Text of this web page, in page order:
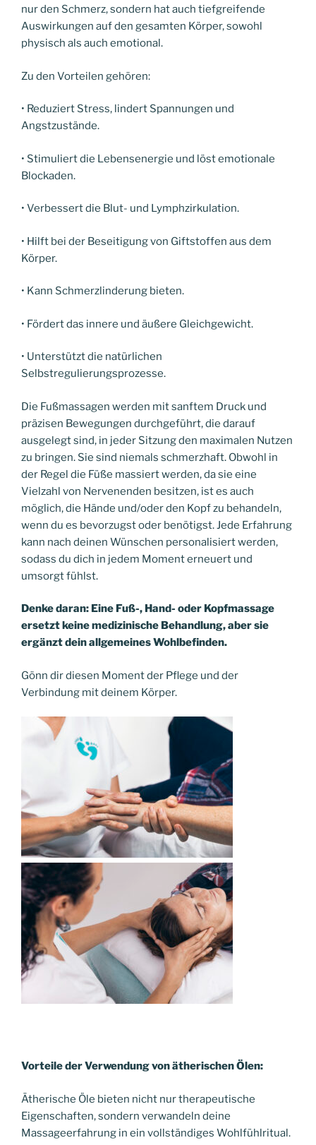
nur den Schmerz, sondern hat auch tiefgreifende
Auswirkungen auf den gesamten Körper, sowohl
physisch als auch emotional.
Zu den Vorteilen gehören:
• Reduziert Stress, lindert Spannungen und
Angstzustände.
• Stimuliert die Lebensenergie und löst emotionale
Blockaden.
• Verbessert die Blut- und Lymphzirkulation.
• Hilft bei der Beseitigung von Giftstoffen aus dem
Körper.
• Kann Schmerzlinderung bieten.
• Fördert das innere und äußere Gleichgewicht.
• Unterstützt die natürlichen
Selbstregulierungsprozesse.
Die Fußmassagen werden mit sanftem Druck und
präzisen Bewegungen durchgeführt, die darauf
ausgelegt sind, in jeder Sitzung den maximalen Nutzen
zu bringen. Sie sind niemals schmerzhaft. Obwohl in
der Regel die Füße massiert werden, da sie eine
Vielzahl von Nervenenden besitzen, ist es auch
möglich, die Hände und/oder den Kopf zu behandeln,
wenn du es bevorzugst oder benötigst. Jede Erfahrung
kann nach deinen Wünschen personalisiert werden,
sodass du dich in jedem Moment erneuert und
umsorgt fühlst.
Denke daran: Eine Fuß-, Hand- oder Kopfmassage
ersetzt keine medizinische Behandlung, aber sie
ergänzt dein allgemeines Wohlbefinden.
Gönn dir diesen Moment der Pflege und der
Verbindung mit deinem Körper.
Vorteile der Verwendung von ätherischen Ölen:
Ätherische Öle bieten nicht nur therapeutische
Eigenschaften, sondern verwandeln deine
Massageerfahrung in ein vollständiges Wohlfühlritual.